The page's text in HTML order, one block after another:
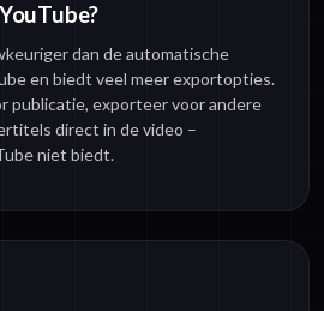
dan de automatische
en biedt veel meer exportopties.
publicatie, exporteer voor andere
direct in de video –
niet biedt.